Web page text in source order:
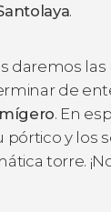
.
daremos
de
. En
pórtico y los
torre.